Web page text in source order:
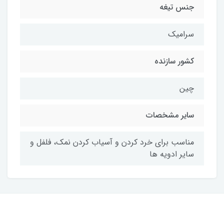
جنس تیغه
سرامیک
کشور سازنده
چین
سایر مشخصات
مناسب برای خرد کردن و آسیاب کردن نمک، فلفل و
سایر ادویه ها